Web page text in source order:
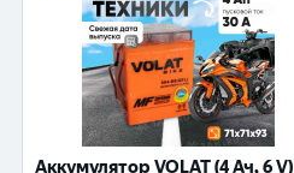
Аккумулятор VOLAT (4 Ач, 6 V)